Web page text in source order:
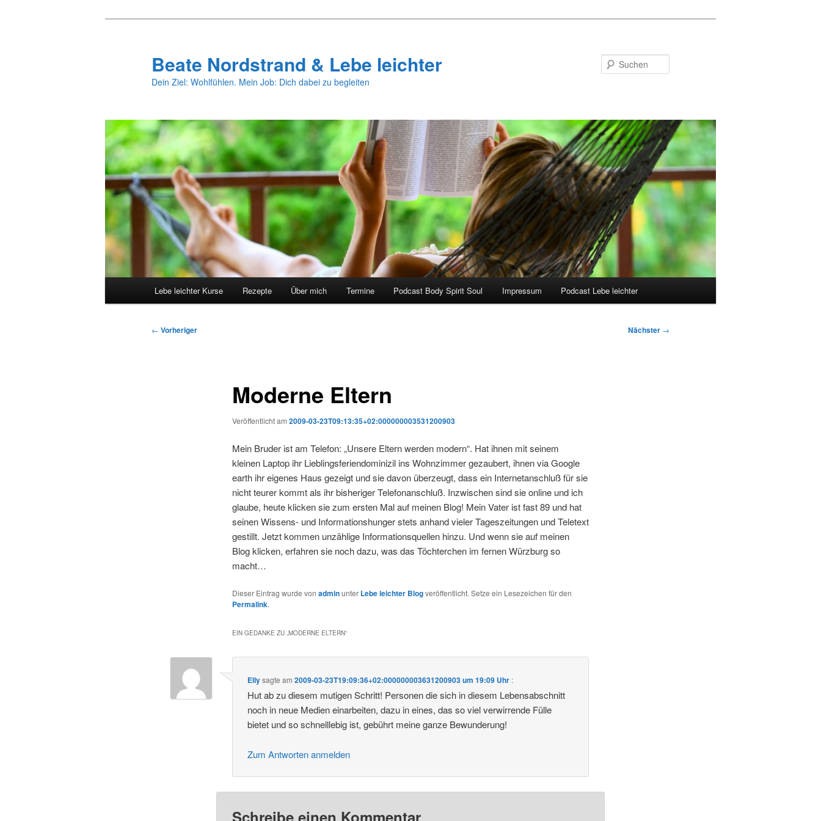
Beate Nordstrand & Lebe leichter
Dein Ziel: Wohlfühlen. Mein Job: Dich dabei zu begleiten
Lebe leichter Kurse Rezepte Über mich Termine Podcast Body Spirit Soul Impressum Podcast Lebe leichter
Beitragsnavigation
← Vorheriger Nächster →
Moderne Eltern
Veröffentlicht am 2009-03-23T09:13:35+02:000000003531200903
Mein Bruder ist am Telefon: „Unsere Eltern werden modern“. Hat ihnen mit seinem
kleinen Laptop ihr Lieblingsferiendominizil ins Wohnzimmer gezaubert, ihnen via Google
earth ihr eigenes Haus gezeigt und sie davon überzeugt, dass ein Internetanschluß für sie
nicht teurer kommt als ihr bisheriger Telefonanschluß. Inzwischen sind sie online und ich
glaube, heute klicken sie zum ersten Mal auf meinen Blog! Mein Vater ist fast 89 und hat
seinen Wissens- und Informationshunger stets anhand vieler Tageszeitungen und Teletext
gestillt. Jetzt kommen unzählige Informationsquellen hinzu. Und wenn sie auf meinen
Blog klicken, erfahren sie noch dazu, was das Töchterchen im fernen Würzburg so
macht…
Dieser Eintrag wurde von adminunter Lebe leichter Blogveröffentlicht. Setze ein Lesezeichen für den
Permalink.
EIN GEDANKE ZU „MODERNE ELTERN“
Ellysagte am2009-03-23T19:09:36+02:000000003631200903 um 19:09 Uhr :
Hut ab zu diesem mutigen Schritt! Personen die sich in diesem Lebensabschnitt
noch in neue Medien einarbeiten, dazu in eines, das so viel verwirrende Fülle
bietet und so schnelllebig ist, gebührt meine ganze Bewunderung!
Zum Antworten anmelden
Schreibe einen Kommentar